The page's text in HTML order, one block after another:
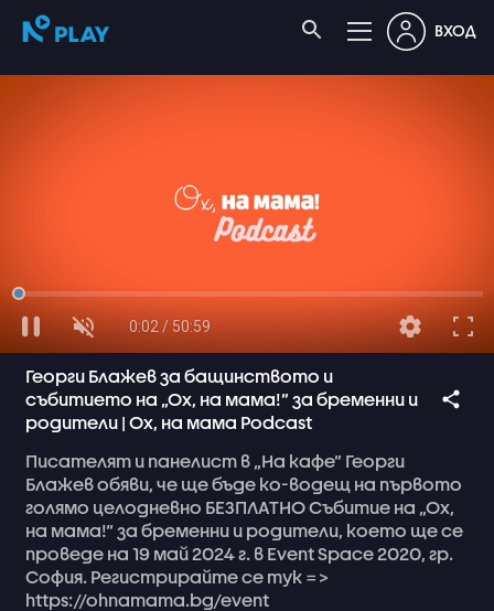
ВХОД
0:02 / 50:59
Георги Блажев за бащинството и
събитието на „Ох, на мама!” за бременни и
родители | Ох, на мама Podcast
Писателят и панелист в „На кафе” Георги
Блажевобяви, че щебъде ко-водещ на първото
голямо целодневно БЕЗПЛАТНОСъбитие на „Ох,
на мама!“за бременни и родители, което щесе
проведе на 19 май 2024г. в EventSpace 2020, гр.
София. Регистрирайтесе тук =>
https://ohnamama.bg/event